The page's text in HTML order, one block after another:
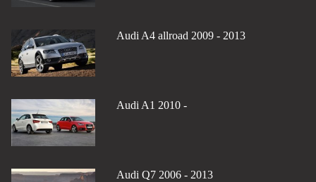
Audi A4 allroad 2009 - 2013
Audi A1 2010 -
Audi Q7 2006 - 2013